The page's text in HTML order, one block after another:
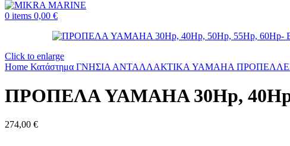
0 items 0,00 €
Click to enlarge
Home Κατάστημα ΓΝΗΣΙΑ ΑΝΤΑΛΛΑΚΤΙΚΑ YAMAHA
ΠΡΟΠΕΛΑ YAMAHA 30Hp,
274,00 €